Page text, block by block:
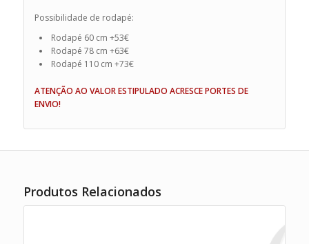
Possibilidade de rodapé:
Rodapé 60 cm +53€
Rodapé 78 cm +63€
Rodapé 110 cm +73€
ATENÇÃO AO VALOR ESTIPULADO ACRESCE PORTES DE
ENVIO!
Produtos Relacionados